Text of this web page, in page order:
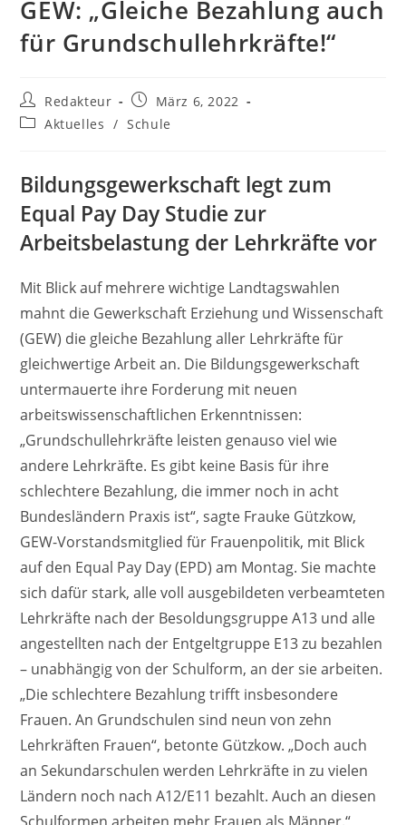
GEW: „Gleiche Bezahlung auch
für Grundschullehrkräfte!“
Beitrags-
Autor:
Redakteur
Beitrag
veröffentlicht:
März 6, 2022
Beitrags-
Aktuelles / Schule
Bildungsgewerkschaft legt zum
Equal Pay Day Studie zur
Arbeitsbelastung der Lehrkräfte vor
Mit Blick auf mehrere wichtige Landtagswahlen
mahnt die Gewerkschaft Erziehung und Wissenschaft
(GEW) die gleiche Bezahlung aller Lehrkräfte für
gleichwertige Arbeit an. Die Bildungsgewerkschaft
untermauerte ihre Forderung mit neuen
arbeitswissenschaftlichen Erkenntnissen:
„Grundschullehrkräfte leisten genauso viel wie
andere Lehrkräfte. Es gibt keine Basis für ihre
schlechtere Bezahlung, die immer noch in acht
Bundesländern Praxis ist“, sagte Frauke Gützkow,
GEW-Vorstandsmitglied für Frauenpolitik, mit Blick
auf den Equal Pay Day (EPD) am Montag. Sie machte
sich dafür stark, alle voll ausgebildeten verbeamteten
Lehrkräfte nach der Besoldungsgruppe A13 und alle
angestellten nach der Entgeltgruppe E13 zu bezahlen
– unabhängig von der Schulform, an der sie arbeiten.
„Die schlechtere Bezahlung trifft insbesondere
Frauen. An Grundschulen sind neun von zehn
Lehrkräften Frauen“, betonte Gützkow. „Doch auch
an Sekundarschulen werden Lehrkräfte in zu vielen
Ländern noch nach A12/E11 bezahlt. Auch an diesen
Schulformen arbeiten mehr Frauen als Männer.“